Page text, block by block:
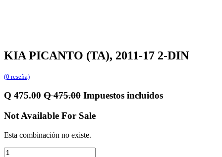
KIA PICANTO (TA), 2011-17 2-DIN
(0 reseña)
Q 475.00 Q475.00 Impuestos incluidos
Not Available For Sale
Esta combinación no existe.